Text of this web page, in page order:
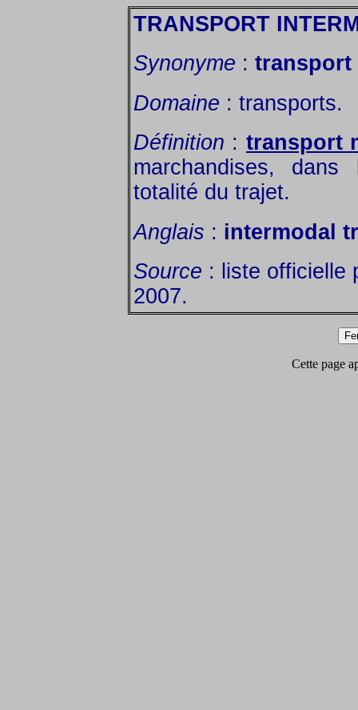
TRANSPORT
Synonyme : transport
Domaine : transports.
Définition : transport
marchandises,
totalité du trajet.
Anglais : intermodal
Source : liste officielle
2007.
Cette page